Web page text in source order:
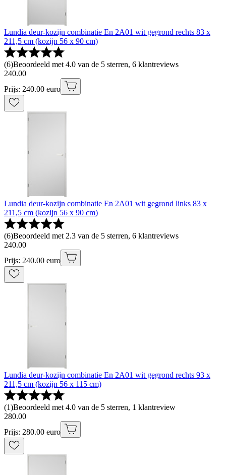
Lundia deur-kozijn combinatie En 2A01 wit gegrond rechts 83 x
211,5 cm (kozijn 56 x 90 cm)
(6)Beoordeeld met 4.0 van de 5 sterren, 6 klantreviews
240.00
Prijs: 240.00 euro
Lundia deur-kozijn combinatie En 2A01 wit gegrond links 83 x
211,5 cm (kozijn 56 x 90 cm)
(6)Beoordeeld met 2.3 van de 5 sterren, 6 klantreviews
240.00
Prijs: 240.00 euro
Lundia deur-kozijn combinatie En 2A01 wit gegrond rechts 93 x
211,5 cm (kozijn 56 x 115 cm)
(1)Beoordeeld met 4.0 van de 5 sterren, 1 klantreview
280.00
Prijs: 280.00 euro